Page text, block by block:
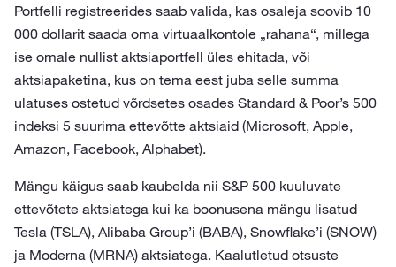
Portfelli registreerides saab valida, kas osaleja soovib 10
000 dollarit saada oma virtuaalkontole „rahana“, millega
ise omale nullist aktsiaportfell üles ehitada, või
aktsiapaketina, kus on tema eest juba selle summa
ulatuses ostetud võrdsetes osades Standard & Poor’s 500
indeksi 5 suurima ettevõtte aktsiaid (Microsoft, Apple,
Amazon, Facebook, Alphabet).
Mängu käigus saab kaubelda nii S&P 500 kuuluvate
ettevõtete aktsiatega kui ka boonusena mängu lisatud
Tesla (TSLA), Alibaba Group’i (BABA), Snowflake’i (SNOW)
ja Moderna (MRNA) aktsiatega. Kaalutletud otsuste